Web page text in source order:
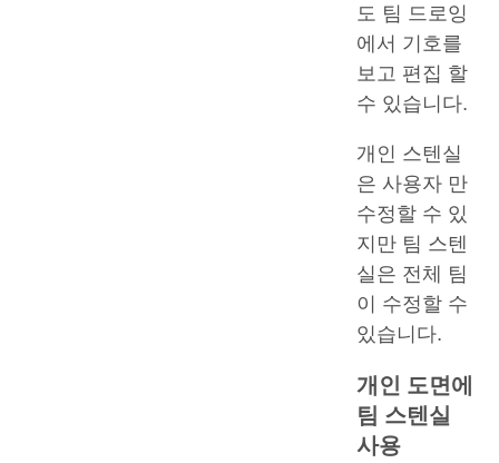
도 팀 드로잉
에서 기호를
보고 편집 할
수 있습니다.
개인 스텐실
은 사용자 만
수정할 수 있
지만 팀 스텐
실은 전체 팀
이 수정할 수
있습니다.
개인 도면에
팀 스텐실
사용